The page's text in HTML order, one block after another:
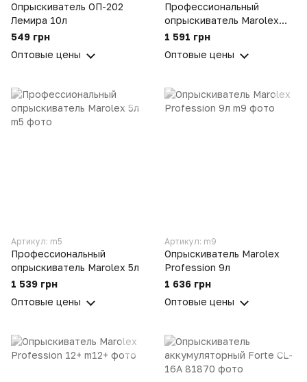
Опрыскиватель ОП-202
Лемира 10л
549 грн
Оптовые цены
Профессиональный
опрыскиватель Marolex
12л
1 591 грн
Оптовые цены
Артикул: m5
Профессиональный
опрыскиватель Marolex 5л
1 539 грн
Оптовые цены
Артикул: m9
Опрыскиватель Marolex
Profession 9л
1 636 грн
Оптовые цены